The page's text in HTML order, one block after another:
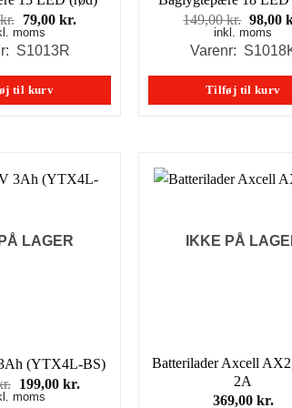
kr. Den
oprindelige
pris
129,00 kr..
79,00 kr.Den
79,00 kr..
moms
S1013R
til kurv
149,00kr. Den
pris
98,00
inkl. moms
Varenr:
Tilføj til kurv
LAGER
(YTX4L-BS)
Den
oprindelige
199,00 kr.Den
moms
IKKE PÅ
Batterilader Axcell
2A
369,00 kr.